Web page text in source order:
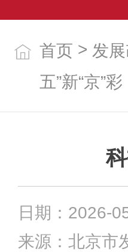
首页 > 发
五”新“京”彩
日期：2026-
来源：北京市